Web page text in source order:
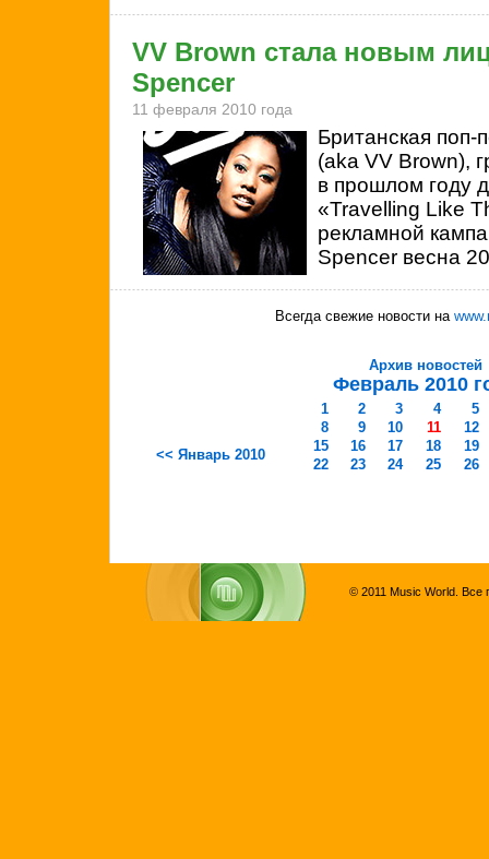
VV Brown стала новым
Spencer
11 февраля 2010 года
Британская
(aka VV Brown),
в прошлом году
«Travelling Like
рекламной
Spencer весна
Всегда свежие новости на
Архив новостей
Февраль 2010
<< Январь 2010
1 2 3 4
5
8
9 10 11
12
15
16 17 18
19
22
23 24 25 26
© 2011 Music World. Все